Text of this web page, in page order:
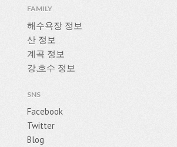
FAMILY
해수욕장 정보
산 정보
계곡 정보
강,호수 정보
SNS
Facebook
Twitter
Blog